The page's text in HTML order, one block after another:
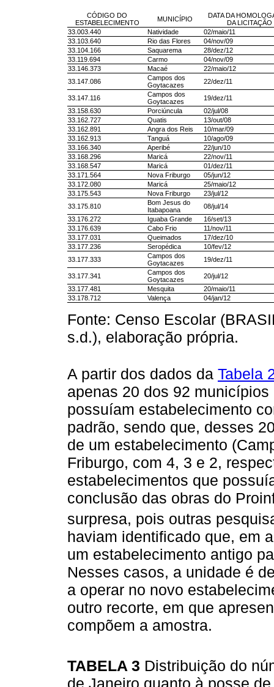
CÓDIGO DO
ESTABELECIMENTO
MUNICÍPIO
DATA DA
DA LICITAÇÃO
33.003.440
Natividade
02/maio/11
33.103.640
Rio das Flores
04/nov/09
33.104.166
Saquarema
28/dez/12
33.119.694
Carmo
04/nov/09
33.146.373
Macaé
22/maio/12
33.147.086
Campos dos
Goytacazes
22/dez/11
33.147.116
Campos dos
Goytacazes
19/dez/11
33.158.630
Porciúncula
02/jul/08
33.162.727
Quatis
13/out/08
33.162.891
Angra dos Reis
10/mar/09
33.162.913
Tanguá
10/ago/09
33.166.340
Aperibé
22/jun/10
33.168.296
Maricá
22/nov/11
33.168.547
Maricá
01/dez/11
33.171.564
Nova Friburgo
05/jun/12
33.172.080
Maricá
25/maio/12
33.175.543
Nova Friburgo
23/jul/12
33.175.810
Bom Jesus do
Itabapoana
08/jul/14
33.176.272
Iguaba Grande
16/set/13
33.176.639
Cabo Frio
11/nov/11
33.177.031
Queimados
17/dez/10
33.177.236
Seropédica
10/fev/12
33.177.333
Campos dos
Goytacazes
19/dez/11
33.177.341
Campos dos
Goytacazes
20/jul/12
33.177.481
Mesquita
20/maio/11
33.178.712
Valença 04/jan/12
Fonte: Censo Escolar
s.d.), elaboração própria.
A partir dos dados da Tabela
apenas 20 dos 92
possuíam estabelecimento
padrão, sendo que, desses
de um estabelecimento
Friburgo, com 4, 3 e 2,
estabelecimentos que
conclusão das obras do
surpresa, pois outras
haviam identificado que, em
um estabelecimento antigo
Nesses casos, a unidade é
a operar no novo
outro recorte, em que
compõem a amostra.
TABELA 3 Distribuição do
de Janeiro quanto à posse